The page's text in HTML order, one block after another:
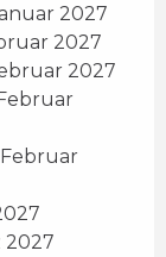
2027
2027
2027
2027